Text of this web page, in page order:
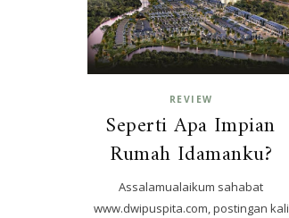
REVIEW
Seperti Apa Impian
Rumah Idamanku?
Assalamualaikum sahabat
www.dwipuspita.com, postingan kali